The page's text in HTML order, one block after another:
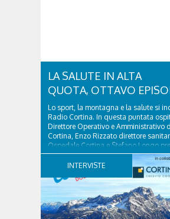
LA SALUTE IN ALTA
QUOTA, OTTAVO
Lo sport, la montagna e la salute si
Radio Cortina. In questa puntata
Direttore Operativo e Amministrativo
Cortina, Enzo Rizzato direttore
Ospedale Cortina e Stefano Longo
Fondazione Cortina. GVM Care &
INTERVISTE